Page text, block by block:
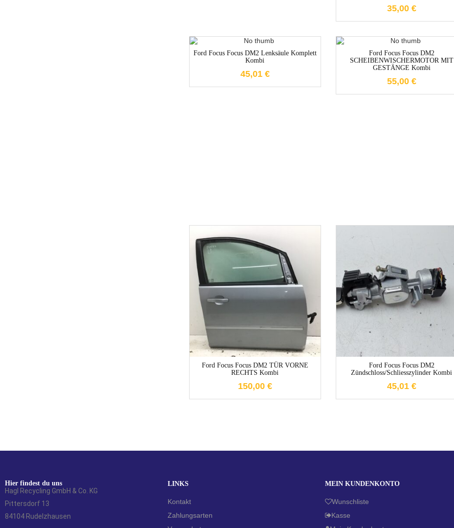
35,00 €
Ford Focus Focus DM2 Lenksäule Komplett
Kombi
45,01 €
1-3 Werktage
Ford Focus Focus DM2
SCHEIBENWISCHERMOTOR MIT
GESTÄNGE Kombi
55,00 €
1-3 Werktage
Ford Focus Focus DM2 TÜR VORNE
RECHTS Kombi
150,00 €
Ford Focus Focus DM2
Zündschloss/Schliesszylinder Kombi
45,01 €
1-3 Werktage
Hier findest du uns
Hagl Recycling GmbH & Co. KG
Pittersdorf 13
84104 Rudelzhausen
LINKS
Kontakt
Zahlungsarten
MEIN KUNDENKONTO
Wunschliste
Kasse